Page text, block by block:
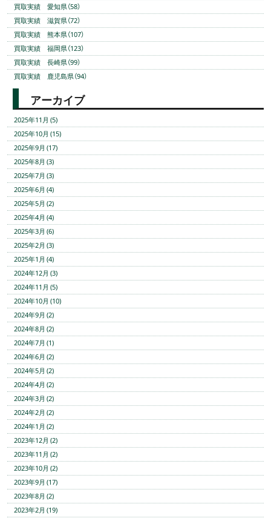
買取実績 愛知県（58）
買取実績 滋賀県（72）
買取実績 熊本県（107）
買取実績 福岡県（123）
買取実績 長崎県（99）
買取実績 鹿児島県（94）
アーカイブ
2025年11月 (5)
2025年10月 (15)
2025年9月 (17)
2025年8月 (3)
2025年7月 (3)
2025年6月 (4)
2025年5月 (2)
2025年4月 (4)
2025年3月 (6)
2025年2月 (3)
2025年1月 (4)
2024年12月 (3)
2024年11月 (5)
2024年10月 (10)
2024年9月 (2)
2024年8月 (2)
2024年7月 (1)
2024年6月 (2)
2024年5月 (2)
2024年4月 (2)
2024年3月 (2)
2024年2月 (2)
2024年1月 (2)
2023年12月 (2)
2023年11月 (2)
2023年10月 (2)
2023年9月 (17)
2023年8月 (2)
2023年2月 (19)